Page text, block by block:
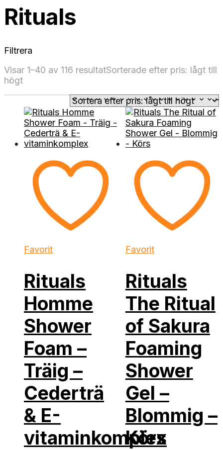
Rituals
Filtrera
Visar 1–40 av 116 resultatSorterade efter pris: lågt till
högt
Favorit
Rituals
Homme
Shower
Foam –
Träig –
Cederträ
& E-
vitaminkomplex
Favorit
Rituals
The Ritual
of Sakura
Foaming
Shower
Gel –
Blommig –
Körs